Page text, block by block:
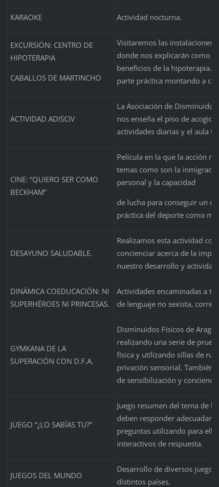
KARAOKE Actividad nocturna.
EXCURSIÓN: CENTRO DE
HIPOTERAPIA
CABALLOS DE MARTINCHO
Visitaremos las instalaciones
donde nos explicarán como
beneficios de la hipoterapia.
parte práctica montando a
ACTIVIDAD ADISCIV
La Asociación de
nos enseña el piso de
actividades diarias y el aula
CINE: “QUIERO SER COMO
BECKHAM”
Película en la que la acción
temas como son la
personal y la capacidad
de lucha para conseguir un
práctica del deporte como
DESAYUNO SALUDABLE.
Realizamos esta actividad
concienciar acerca de la
nuestro desarrollo y
DINÁMICA COEDUCACIÓN: NI
SUPERHÉROES NI PRINCESAS.
Actividades encaminadas a
de lenguaje no sexista,
GYMKANA DE LA
SUPERACIÓN CON D.F.A.
Disminuidos Físicos de
realizando una serie de
física y utilizando sillas de
privación sensorial. También
de sensibilización y
JUEGO “¿LO SABÍAS TU?”
Juego resumen del tema de
deben responder
preguntas utilizando para
interactivos de respuesta.
JUEGOS DEL MUNDO
Desarrollo de diversos
distintos países.